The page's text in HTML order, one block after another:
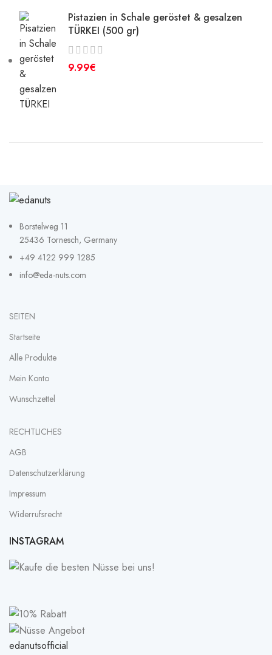
Pistazien in Schale geröstet & gesalzen
TÜRKEI (500 gr)
€
Borstelweg 11
25436 Tornesch, Germany
+49 4122 999 1285
info@eda-nuts.com
SEITEN
Startseite
Alle Produkte
Mein Konto
Wunschzettel
RECHTLICHES
AGB
Datenschutz­erklärung
Impressum
Widerrufsrecht
INSTAGRAM
edanutsofficial